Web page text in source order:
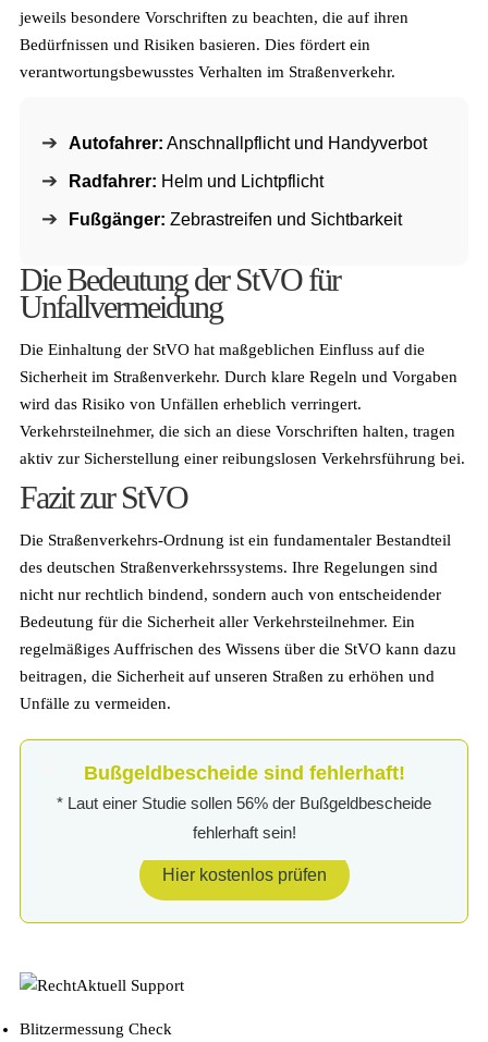
jeweils besondere Vorschriften zu beachten, die auf ihren
Bedürfnissen und Risiken basieren. Dies fördert ein
verantwortungsbewusstes Verhalten im Straßenverkehr.
Autofahrer: Anschnallpflicht und Handyverbot
Radfahrer: Helm und Lichtpflicht
Fußgänger: Zebrastreifen und Sichtbarkeit
Die Bedeutung der StVO für
Unfallvermeidung
Die Einhaltung der StVO hat maßgeblichen Einfluss auf die
Sicherheit im Straßenverkehr. Durch klare Regeln und Vorgaben
wird das Risiko von Unfällen erheblich verringert.
Verkehrsteilnehmer, die sich an diese Vorschriften halten, tragen
aktiv zur Sicherstellung einer reibungslosen Verkehrsführung bei.
Fazit zur StVO
Die Straßenverkehrs-Ordnung ist ein fundamentaler Bestandteil
des deutschen Straßenverkehrssystems. Ihre Regelungen sind
nicht nur rechtlich bindend, sondern auch von entscheidender
Bedeutung für die Sicherheit aller Verkehrsteilnehmer. Ein
regelmäßiges Auffrischen des Wissens über die StVO kann dazu
beitragen, die Sicherheit auf unseren Straßen zu erhöhen und
Unfälle zu vermeiden.
Bußgeldbescheide sind fehlerhaft!
* Laut einer Studie sollen 56% der Bußgeldbescheide
fehlerhaft sein!
Hier kostenlos prüfen
Blitzermessung Check